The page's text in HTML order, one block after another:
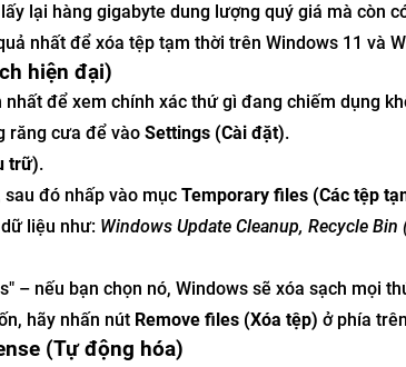
lại hàng gigabyte dung lượng quý giá mà còn
nhất để xóa tệp tạm thời trên Windows 11 và
hiện đại)
để xem chính xác thứ gì đang chiếm dụng
răng cưa để vào Settings (Cài đặt).
trữ).
đó nhấp vào mục Temporary files (Các tệp
liệu như: Windows Update Cleanup, Recycle
– nếu bạn chọn nó, Windows sẽ xóa sạch mọi
hãy nhấn nút Remove files (Xóa tệp) ở phía
(Tự động hóa)